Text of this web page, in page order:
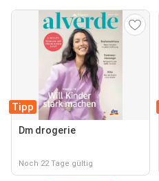
Tipp
Dm drogerie
Noch 22 Tage gültig